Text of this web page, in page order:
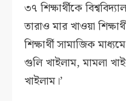
৩৭ শিক্ষার্থীকে
তারাও মার খাওয়া
শিক্ষার্থী সামাজিক
গুলি খাইলাম, মামলা
খাইলাম।’